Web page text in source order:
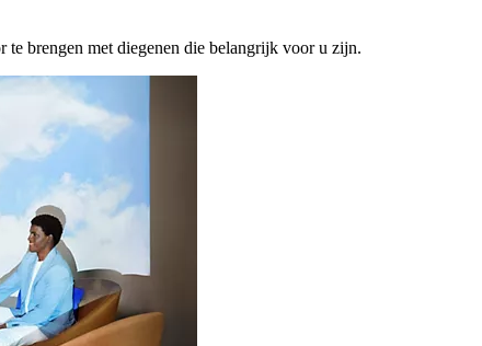
brengen met diegenen die belangrijk voor u zijn.